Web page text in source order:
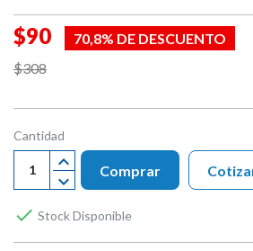
$90
70,8% DE DESCUENTO
$308
Cantidad
Comprar
 Stock Disponible